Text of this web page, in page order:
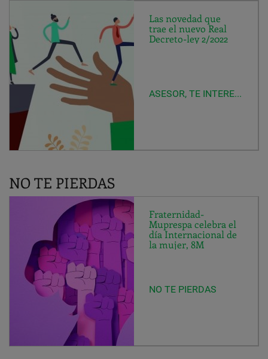
Las novedad que
trae el nuevo Real
Decreto-ley 2/2022
ASESOR, TE INTERESA SABER...
NO TE PIERDAS
Fraternidad-
Muprespa celebra el
día Internacional de
la mujer, 8M
NO TE PIERDAS